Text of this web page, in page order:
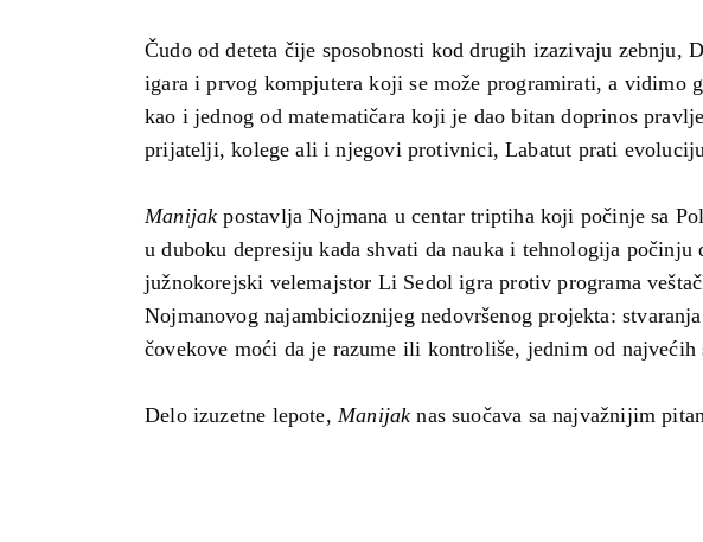
Čudo od deteta čije sposobnosti kod drugih izazivaju
igara i prvog kompjutera koji se može programirati, a vidimo
kao i jednog od matematičara koji je dao bitan doprinos
prijatelji, kolege ali i njegovi protivnici, Labatut prati
Manijak postavlja Nojmana u centar triptiha koji počinje sa
u duboku depresiju kada shvati da nauka i tehnologija
južnokorejski velemajstor Li Sedol igra protiv programa
Nojmanovog najambicioznijeg nedovršenog projekta:
čovekove moći da je razume ili kontroliše, jednim od najvećih
Delo izuzetne lepote, Manijak nas suočava sa najvažnijim